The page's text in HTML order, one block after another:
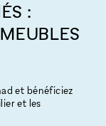
:
et bénéficiez
et les